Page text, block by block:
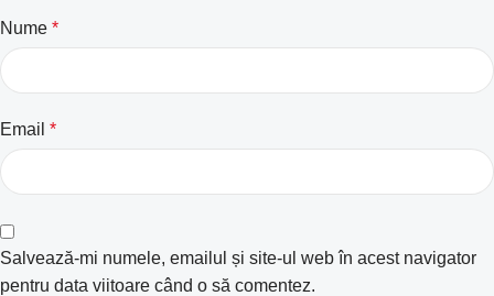
Nume *
Email *
Salvează-mi numele, emailul și site-ul web în acest navigator
pentru data viitoare când o să comentez.